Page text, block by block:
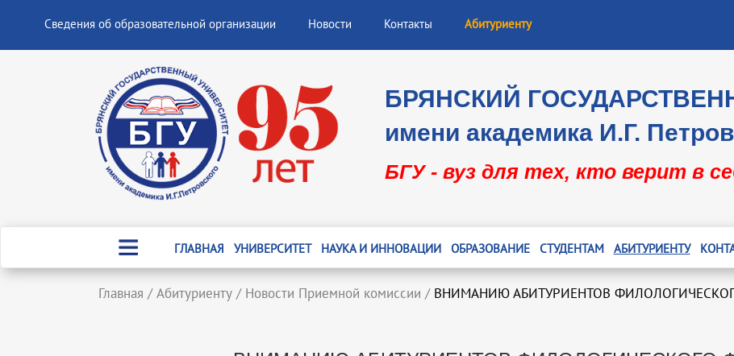
Сведения об образовательной организации Новости Контакты Абитуриенту
БРЯНСКИЙ
имени академика И.Г.
БГУ - вуз для тех, кто верит в
ГЛАВНАЯ УНИВЕРСИТЕТ НАУКА И ИННОВАЦИИ ОБРАЗОВАНИЕ СТУДЕНТАМ АБИТУРИЕНТУ
Главная / Абитуриенту / Новости Приемной комиссии / ВНИМАНИЮ АБИТУРИЕНТОВ